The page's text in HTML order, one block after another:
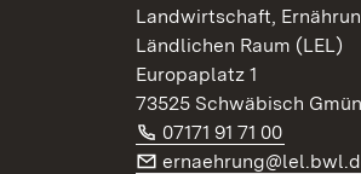
Landwirtschaft,
Ländlichen Raum (LEL)
Europaplatz 1
73525 Schwäbisch
Telefon:
07171 91 71 00 (Öffnet
E-Mail: